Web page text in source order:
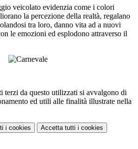
veicolato evidenzia come i colori
la percezione della realtà, regalano
tra loro, danno vita ad a nuovi
le emozioni ed esplodono attraverso il
terzi da questo utilizzati si avvalgono di
ed utili alle finalità illustrate nella
i cookies Accetta tutti i cookies